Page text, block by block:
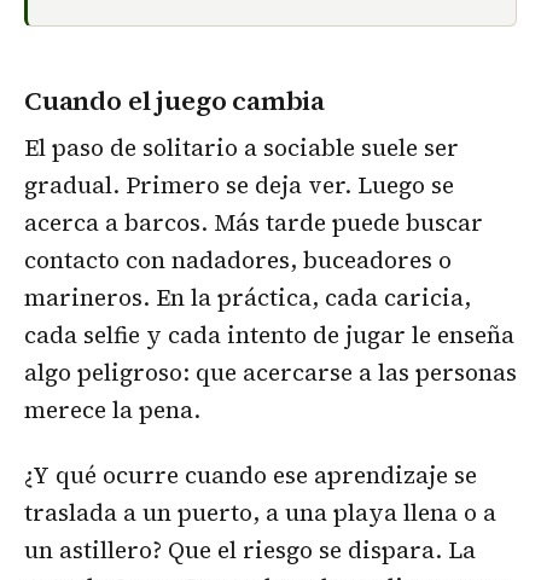
Cuando el juego cambia
El paso de solitario a sociable suele ser
gradual. Primero se deja ver. Luego se
acerca a barcos. Más tarde puede buscar
contacto con nadadores, buceadores o
marineros. En la práctica, cada caricia,
cada selfie y cada intento de jugar le enseña
algo peligroso: que acercarse a las personas
merece la pena.
¿Y qué ocurre cuando ese aprendizaje se
traslada a un puerto, a una playa llena o a
un astillero? Que el riesgo se dispara. La